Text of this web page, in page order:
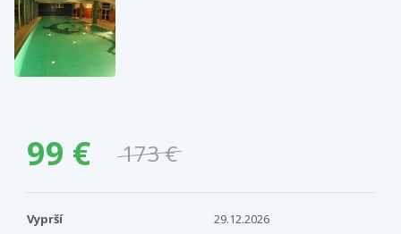
99 € 173 €
Vyprší
29.12.2026